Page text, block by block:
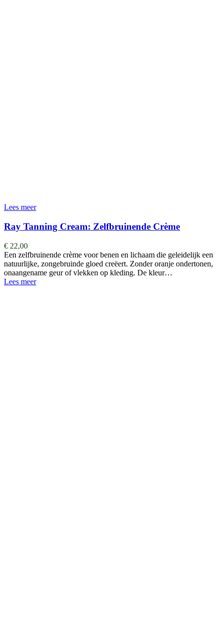
Lees meer
Ray Tanning Cream: Zelfbruinende Crème
€ 22,00
Een zelfbruinende crème voor benen en lichaam die geleidelijk een
natuurlijke, zongebruinde gloed creëert. Zonder oranje ondertonen,
onaangename geur of vlekken op kleding. De kleur…
Lees meer